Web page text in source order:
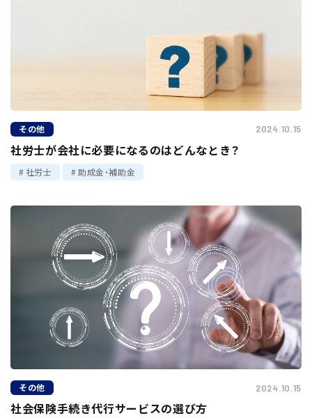
その他 2024.10.15
社労士が会社に必要になるのはどんなとき？
社労士 助成金・補助金
その他 2024.10.15
社会保険手続き代行サービスの選び方